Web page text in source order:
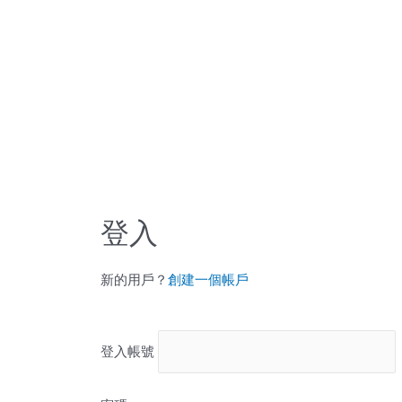
登入
新的用戶？ 創建一個帳戶
登入帳號